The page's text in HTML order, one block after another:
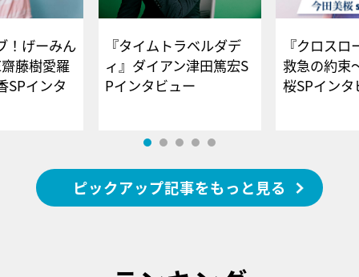
！げーみん
藤樹愛羅
SPインタ
『タイムトラベルダデ
ィ』ダイアン津田篤宏S
Pインタビュー
『クロス
救急の約束
桜SPイ
ピックアップ記事をもっと見る